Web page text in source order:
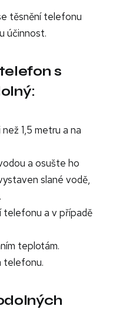
těsnění telefonu
účinnost.
s
1,5 metru a na
a osušte ho
slané vodě,
telefonu a v případě
teplotám.
telefonu.